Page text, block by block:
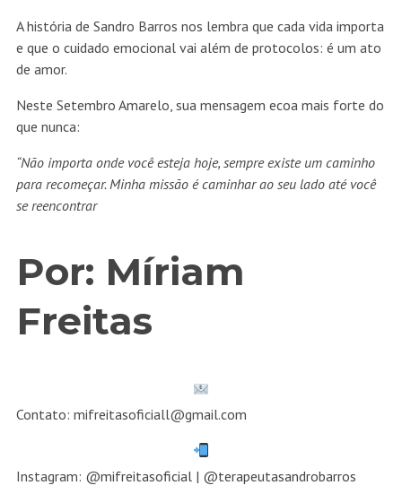
A história de Sandro Barros nos lembra que cada vida importa
e que o cuidado emocional vai além de protocolos: é um ato
de amor.
Neste Setembro Amarelo, sua mensagem ecoa mais forte do
que nunca:
“Não importa onde você esteja hoje, sempre existe um caminho
para recomeçar. Minha missão é caminhar ao seu lado até você
se reencontrar
Por: Míriam
Freitas
Contato: mifreitasoficiall@gmail.com
Instagram: @mifreitasoficial| @terapeutasandrobarros